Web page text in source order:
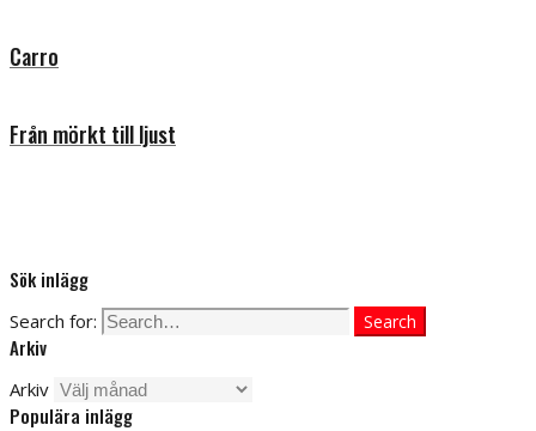
Carro
Från mörkt till ljust
Sök inlägg
Search for: Search
Arkiv
Arkiv
Populära inlägg